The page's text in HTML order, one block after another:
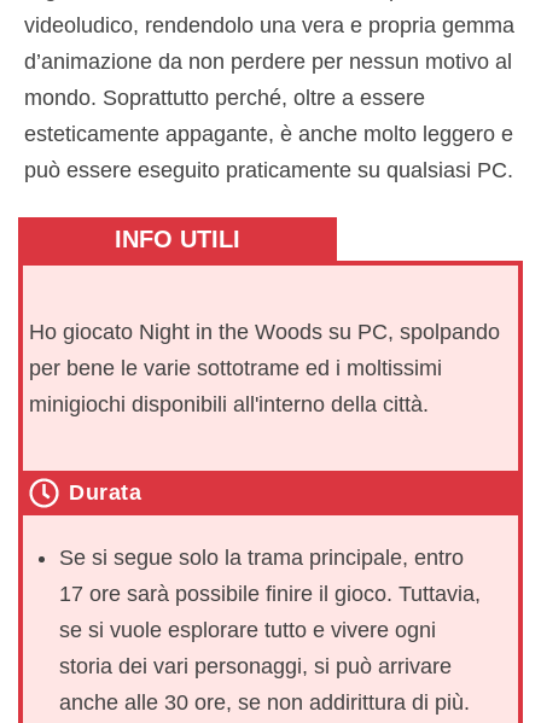
videoludico, rendendolo una vera e propria gemma
d’animazione da non perdere per nessun motivo al
mondo. Soprattutto perché, oltre a essere
esteticamente appagante, è anche molto leggero e
può essere eseguito praticamente su qualsiasi PC.
INFO UTILI
Ho giocato Night in the Woods su PC, spolpando
per bene le varie sottotrame ed i moltissimi
minigiochi disponibili all'interno della città.
Durata
Se si segue solo la trama principale, entro
17 ore sarà possibile finire il gioco. Tuttavia,
se si vuole esplorare tutto e vivere ogni
storia dei vari personaggi, si può arrivare
anche alle 30 ore, se non addirittura di più.